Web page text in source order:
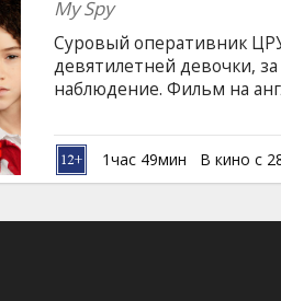
My Spy
Суровый оперативник
девятилетней девочки,
наблюдение. Фильм на
1час 49мин В кино с